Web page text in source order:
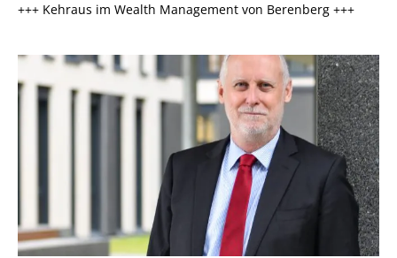
+++ Kehraus im Wealth Management von Berenberg +++